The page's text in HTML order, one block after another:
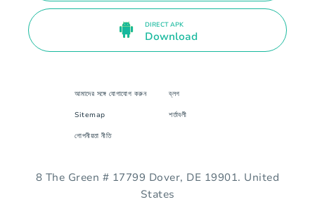
DIRECT APK
Download
আমাদের সঙ্গে যোগাযোগ করুন ব্লগ
Sitemap শর্তাবলী
গোপনীয়তা নীতি
8 The Green # 17799 Dover, DE 19901. United
States